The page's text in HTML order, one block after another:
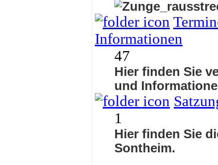
Informationen
47
Hier finden Sie
und
1
Hier finden Sie
Sontheim.